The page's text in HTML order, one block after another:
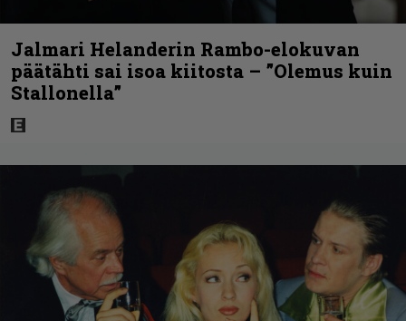
Jalmari Helanderin Rambo-elokuvan
päätähti sai isoa kiitosta – ”Olemus kuin
Stallonella”